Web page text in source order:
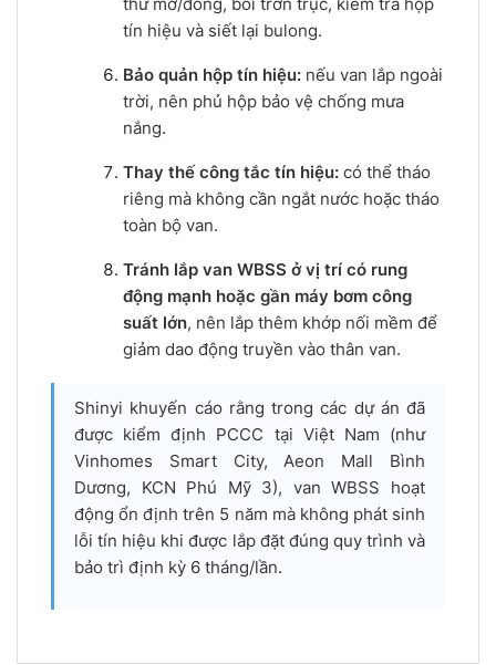
tín hiệu và siết lại bulong.
Bảo quản hộp tín hiệu:nếu van lắp ngoài
trời, nên phủ hộp bảo vệ chống mưa
nắng.
Thay thế công tắc tín hiệu:có thể tháo
riêng mà không cần ngắt nước hoặc tháo
toàn bộ van.
Tránh lắp van WBSS ở vị trí có rung
động mạnh hoặc gần máy bơm công
suất lớn, nên lắp thêm khớp nối mềm để
giảm dao động truyền vào thân van.
Shinyi khuyến cáo rằng trong các dự án đã
được kiểm định PCCC tại Việt Nam (như
Vinhomes Smart City, Aeon Mall Bình
Dương, KCN Phú Mỹ 3), van WBSS hoạt
động ổn định trên 5 năm mà không phát sinh
lỗi tín hiệu khi được lắp đặt đúng quy trình và
bảo trì định kỳ 6 tháng/lần.